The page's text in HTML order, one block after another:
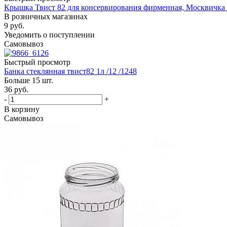
Крышка Твист 82 для консервирования фирменная, Москвичка
В розничных магазинах
9 руб.
Уведомить о поступлении
Самовывоз
Быстрый просмотр
Банка стеклянная твист82 1л /12 /1248
Больше 15 шт.
36 руб.
-
+
В корзину
Самовывоз